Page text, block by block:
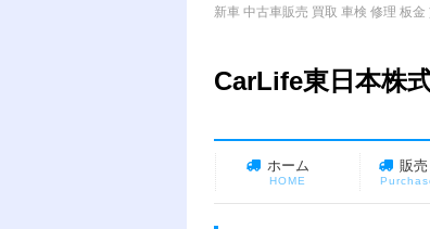
新車 中古車販売 買取 車検 修理 板
CarLife東日本株
ホーム
HOME
販